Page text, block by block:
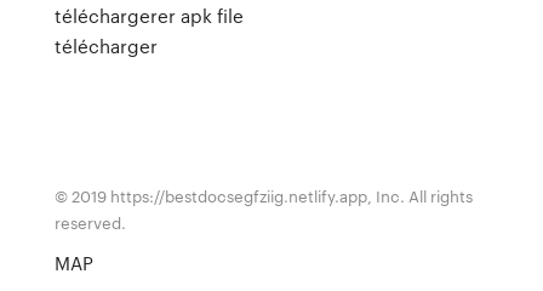
téléchargerer apk file
télécharger
© 2019 https://bestdocsegfziig.netlify.app, Inc. All rights
reserved.
MAP